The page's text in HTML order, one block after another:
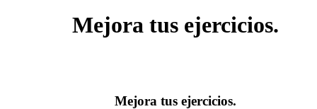
Mejora tus ejercicios.
Mejora tus ejercicios.